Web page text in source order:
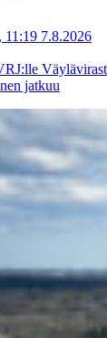
11:19 7.8.2026
jatkuu